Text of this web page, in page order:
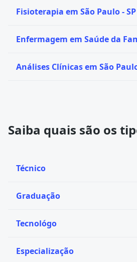
Fisioterapia em São Paulo - SP
Enfermagem em Saúde da
Análises Clínicas em São
Saiba quais são os
Técnico
Graduação
Tecnológo
Especialização